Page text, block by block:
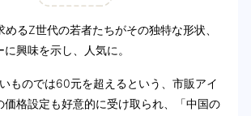
るZ世代の若者たちがその独特な形状、
興味を示し、人気に。
ものでは60元を超えるという、市販アイ
価格設定も好意的に受け取られ、「中国の